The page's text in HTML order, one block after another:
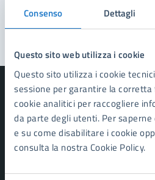
Consenso Dettagli
Questo sito web utilizza i cookie
Questo sito utilizza i cookie
sessione per garantire la corretta
cookie analitici per raccogliere
da parte degli utenti. Per
e su come disabilitare i cookie
consulta la nostra Cookie Policy.
Segnala disservizio
Comune di Forte dei
AMMINISTRAZIONE